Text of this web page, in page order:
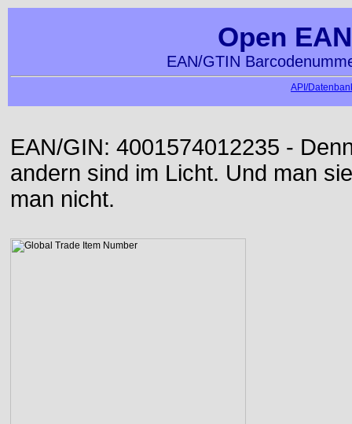
Open
EAN/GTIN
API/
EAN/GIN: 4001574012235 -
andern sind im Licht. Und man
man nicht.